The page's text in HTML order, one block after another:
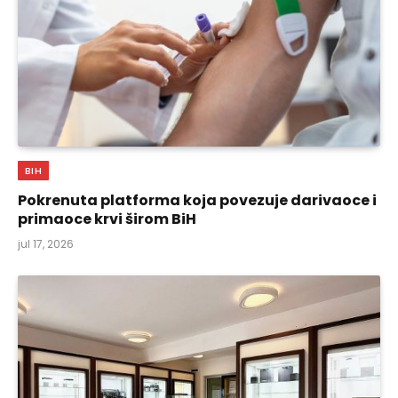
BIH
Pokrenuta platforma koja povezuje darivaoce i
primaoce krvi širom BiH
jul 17, 2026